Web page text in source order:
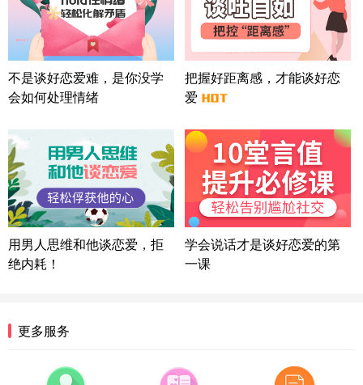
微信用户 Liberty 通过此页面咨询，已获得专属情感
方案
广东-广州 188****5632
12分钟前
微信用户 司马锘 通过此页面咨询，已获得专属情感
方案
湖北-武汉 135****7410
陕西-西安 139****6283
3分钟前
微信用户 喜欢下雨天^ 通过此页面咨询，已获得专属
情感方案
浙江-宁波 150****8921
28分钟前
属情感方案
湖南-长沙 187****3359
山东-青岛 138****9975
7分钟前
不是谈好恋爱难，是你没学
会如何处理情绪
把握好距离感，才能谈好恋
爱
用男人思维和他谈恋爱，拒
绝内耗！
学会说话才是谈好恋爱的第
一课
更多服务